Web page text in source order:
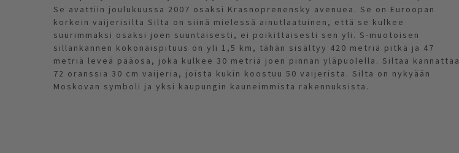
Se avattiin joulukuussa 2007 osaksi Krasnoprenensky avenuea. Se on Euroopan
korkein vaijerisilta Silta on siinä mielessä ainutlaatuinen, että se kulkee
suurimmaksi osaksi joen suuntaisesti, ei poikittaisesti sen yli. S-muotoisen
sillankannen kokonaispituus on yli 1,5 km, tähän sisältyy 420 metriä pitkä ja 47
metriä leveä pääosa, joka kulkee 30 metriä joen pinnan yläpuolella. Siltaa kannattaa
72 oranssia 30 cm vaijeria, joista kukin koostuu 50 vaijerista. Silta on nykyään
Moskovan symboli ja yksi kaupungin kauneimmista rakennuksista.